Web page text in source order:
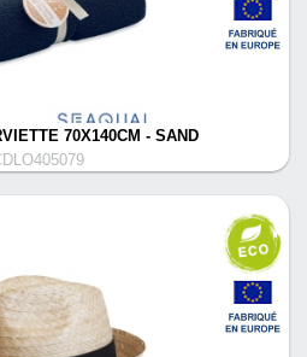
70X140CM - SAND